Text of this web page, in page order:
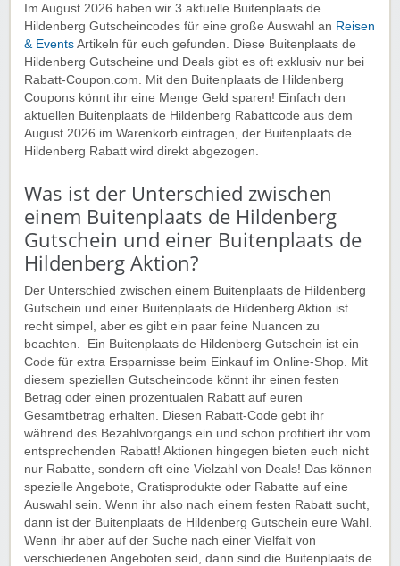
Im August 2026 haben wir 3 aktuelle Buitenplaats de
Hildenberg Gutscheincodes für eine große Auswahl an Reisen
& Events Artikeln für euch gefunden. Diese Buitenplaats de
Hildenberg Gutscheine und Deals gibt es oft exklusiv nur bei
Rabatt-Coupon.com. Mit den Buitenplaats de Hildenberg
Coupons könnt ihr eine Menge Geld sparen! Einfach den
aktuellen Buitenplaats de Hildenberg Rabattcode aus dem
August 2026 im Warenkorb eintragen, der Buitenplaats de
Hildenberg Rabatt wird direkt abgezogen.
Was ist der Unterschied zwischen
einem Buitenplaats de Hildenberg
Gutschein und einer Buitenplaats de
Hildenberg Aktion?
Der Unterschied zwischen einem Buitenplaats de Hildenberg
Gutschein und einer Buitenplaats de Hildenberg Aktion ist
recht simpel, aber es gibt ein paar feine Nuancen zu
beachten. Ein Buitenplaats de Hildenberg Gutschein ist ein
Code für extra Ersparnisse beim Einkauf im Online-Shop. Mit
diesem speziellen Gutscheincode könnt ihr einen festen
Betrag oder einen prozentualen Rabatt auf euren
Gesamtbetrag erhalten. Diesen Rabatt-Code gebt ihr
während des Bezahlvorgangs ein und schon profitiert ihr vom
entsprechenden Rabatt! Aktionen hingegen bieten euch nicht
nur Rabatte, sondern oft eine Vielzahl von Deals! Das können
spezielle Angebote, Gratisprodukte oder Rabatte auf eine
Auswahl sein. Wenn ihr also nach einem festen Rabatt sucht,
dann ist der Buitenplaats de Hildenberg Gutschein eure Wahl.
Wenn ihr aber auf der Suche nach einer Vielfalt von
verschiedenen Angeboten seid, dann sind die Buitenplaats de